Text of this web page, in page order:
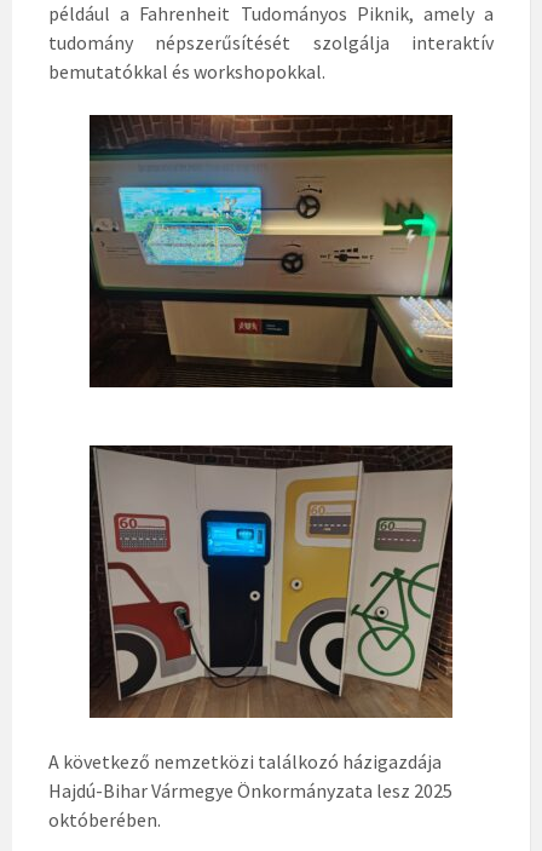
például a Fahrenheit Tudományos Piknik, amely a
tudomány népszerűsítését szolgálja interaktív
bemutatókkal és workshopokkal.
A következő nemzetközi találkozó házigazdája
Hajdú-Bihar Vármegye Önkormányzata lesz 2025
októberében.